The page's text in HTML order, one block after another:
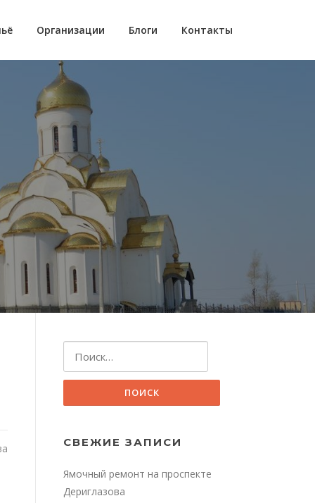
Организации Блоги Контакты
СВЕЖИЕ ЗАПИСИ
Ямочный ремонт на проспекте
Дериглазова